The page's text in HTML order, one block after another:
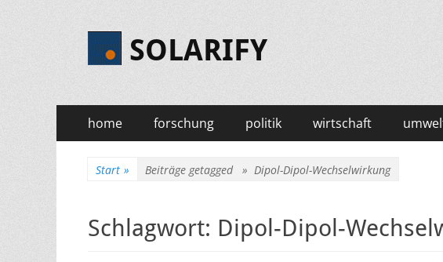
SOLARIFY
Primäres
Menü
Zum
Inhalt
home forschung politik wirtschaft
Start » Beiträge getagged » Dipol-Dipol-Wechselwirkung
Schlagwort: Dipol-Dipol-